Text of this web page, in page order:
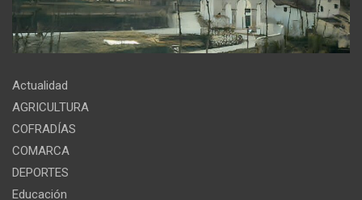
Actualidad
AGRICULTURA
COFRADÍAS
COMARCA
DEPORTES
Educación